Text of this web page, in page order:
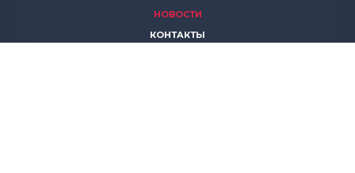
НОВОСТИ
КОНТАКТЫ